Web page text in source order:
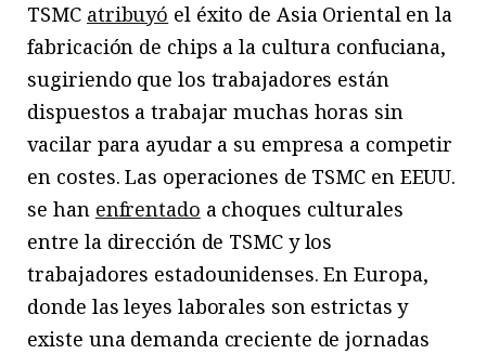
TSMC atribuyó el éxito de Asia Oriental en la
fabricación de chips a la cultura confuciana,
sugiriendo que los trabajadores están
dispuestos a trabajar muchas horas sin
vacilar para ayudar a su empresa a competir
en costes. Las operaciones de TSMC en EEUU.
se han enfrentado a choques culturales
entre la dirección de TSMC y los
trabajadores estadounidenses. En Europa,
donde las leyes laborales son estrictas y
existe una demanda creciente de jornadas